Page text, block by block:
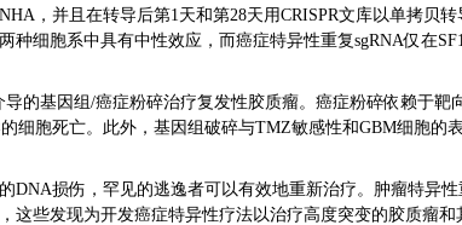
，并且在转导后第1天和第28天用CRISPR文库以单拷贝
种细胞系中具有中性效应，而癌症特异性重复sgRNA仅在
导的基因组/癌症粉碎治疗复发性胶质瘤。癌症粉碎依赖于靶
细胞死亡。此外，基因组破碎与TMZ敏感性和GBM细胞的
DNA损伤，罕见的逃逸者可以有效地重新治疗。肿瘤特异
这些发现为开发癌症特异性疗法以治疗高度突变的胶质瘤和